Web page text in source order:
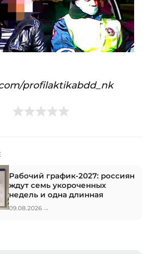
profilaktikabdd_nk
Рабочий график-2027: россиян
ждут семь укороченных
недель и одна длинная
09.08.2026 →